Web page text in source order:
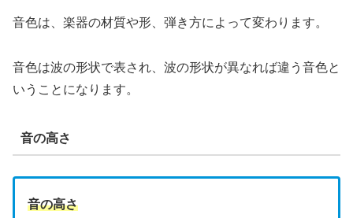
音色は、楽器の材質や形、弾き方によって変わります。
音色は波の形状で表され、波の形状が異なれば違う音色と
いうことになります。
音の高さ
音の高さ